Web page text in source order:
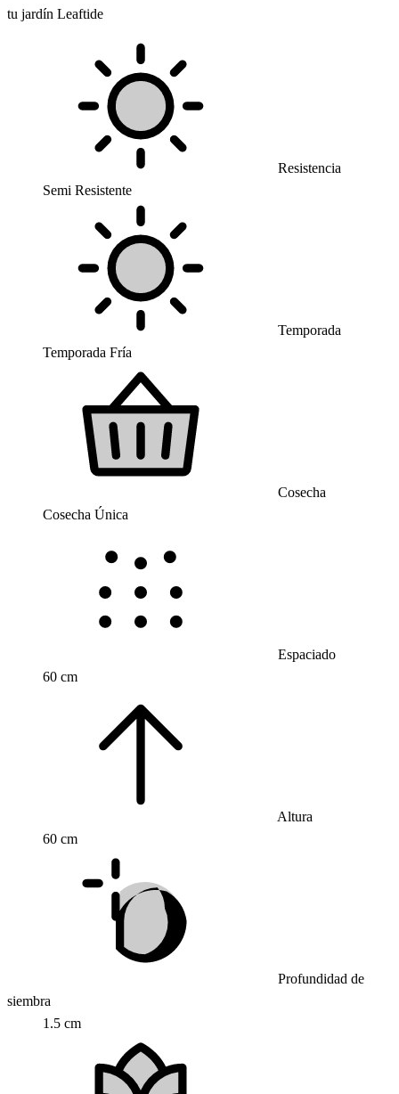
tu jardín Leaftide
Resistencia
Semi Resistente
Temporada
Temporada Fría
Cosecha
Cosecha Única
Espaciado
60 cm
Altura
60 cm
Profundidad de
siembra
1.5 cm